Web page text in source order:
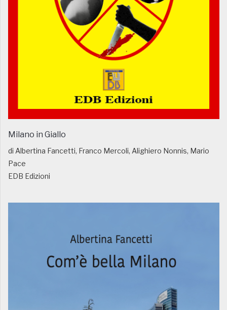
Milano in Giallo
di Albertina Fancetti, Franco Mercoli, Alighiero Nonnis, Mario
Pace
EDB Edizioni